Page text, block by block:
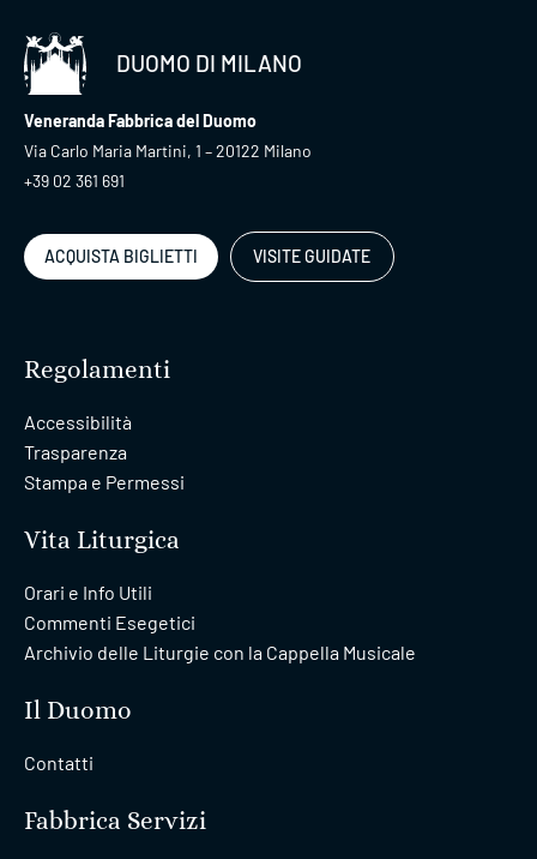
DUOMO DI MILANO
Veneranda Fabbrica del Duomo
Via Carlo Maria Martini, 1 – 20122 Milano
+39 02 361 691
ACQUISTA BIGLIETTI VISITE GUIDATE
Regolamenti
Accessibilità
Trasparenza
Stampa e Permessi
Vita Liturgica
Orari e Info Utili
Commenti Esegetici
Archivio delle Liturgie con la Cappella Musicale
Il Duomo
Contatti
Fabbrica Servizi